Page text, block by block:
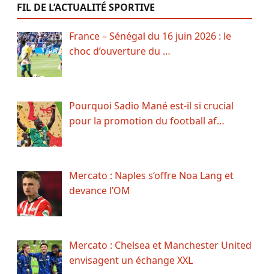
FIL DE L’ACTUALITÉ SPORTIVE
France – Sénégal du 16 juin 2026 : le
choc d’ouverture du …
Pourquoi Sadio Mané est-il si crucial
pour la promotion du football af…
Mercato : Naples s’offre Noa Lang et
devance l’OM
Mercato : Chelsea et Manchester United
envisagent un échange XXL